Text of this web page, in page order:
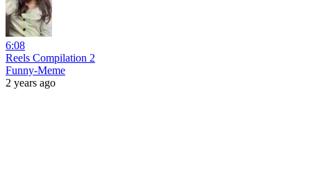
6:08
Reels Compilation 2
Funny-Meme
2 years ago